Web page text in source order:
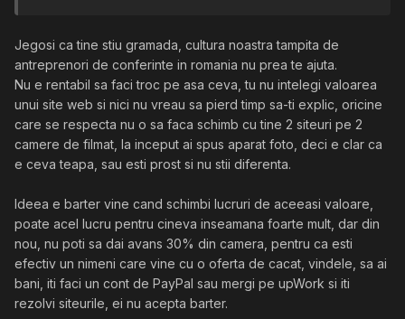
Jegosi ca tine stiu gramada, cultura noastra tampita de
antreprenori de conferinte in romania nu prea te ajuta.
Nu e rentabil sa faci troc pe asa ceva, tu nu intelegi valoarea
unui site web si nici nu vreau sa pierd timp sa-ti explic, oricine
care se respecta nu o sa faca schimb cu tine 2 siteuri pe 2
camere de filmat, la inceput ai spus aparat foto, deci e clar ca
e ceva teapa, sau esti prost si nu stii diferenta.
Ideea e barter vine cand schimbi lucruri de aceeasi valoare,
poate acel lucru pentru cineva inseamana foarte mult, dar din
nou, nu poti sa dai avans 30% din camera, pentru ca esti
efectiv un nimeni care vine cu o oferta de cacat, vindele, sa ai
bani, iti faci un cont de PayPal sau mergi pe upWork si iti
rezolvi siteurile, ei nu acepta barter.